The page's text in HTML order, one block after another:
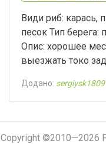
Види риб: карась,
песок Тип берега:
Опис: хорошее
выезжать токо
Додано: sergiysk1809
Copyright ©2010—2026